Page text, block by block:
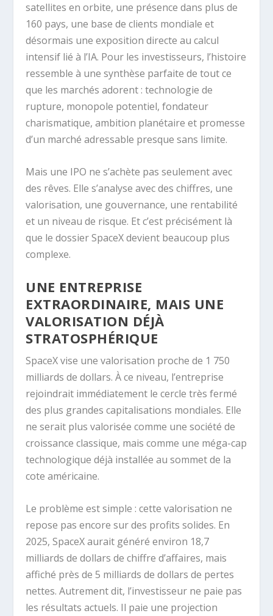
satellites en orbite, une présence dans plus de
160 pays, une base de clients mondiale et
désormais une exposition directe au calcul
intensif lié à l’IA. Pour les investisseurs, l’histoire
ressemble à une synthèse parfaite de tout ce
que les marchés adorent : technologie de
rupture, monopole potentiel, fondateur
charismatique, ambition planétaire et promesse
d’un marché adressable presque sans limite.
Mais une IPO ne s’achète pas seulement avec
des rêves. Elle s’analyse avec des chiffres, une
valorisation, une gouvernance, une rentabilité
et un niveau de risque. Et c’est précisément là
que le dossier SpaceX devient beaucoup plus
complexe.
UNE ENTREPRISE
EXTRAORDINAIRE, MAIS UNE
VALORISATION DÉJÀ
STRATOSPHÉRIQUE
SpaceX vise une valorisation proche de 1 750
milliards de dollars. À ce niveau, l’entreprise
rejoindrait immédiatement le cercle très fermé
des plus grandes capitalisations mondiales. Elle
ne serait plus valorisée comme une société de
croissance classique, mais comme une méga-cap
technologique déjà installée au sommet de la
cote américaine.
Le problème est simple : cette valorisation ne
repose pas encore sur des profits solides. En
2025, SpaceX aurait généré environ 18,7
milliards de dollars de chiffre d’affaires, mais
affiché près de 5 milliards de dollars de pertes
nettes. Autrement dit, l’investisseur ne paie pas
les résultats actuels. Il paie une projection